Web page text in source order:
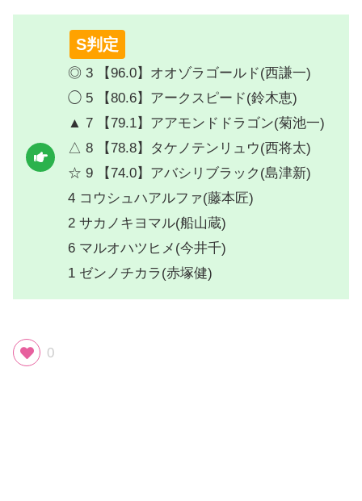
S判定
◎ 3 【96.0】オオゾラゴールド(西謙一)
◯ 5 【80.6】アークスピード(鈴木恵)
▲ 7 【79.1】アアモンドドラゴン(菊池一)
△ 8 【78.8】タケノテンリュウ(西将太)
☆ 9 【74.0】アバシリブラック(島津新)
4 コウシュハアルファ(藤本匠)
2 サカノキヨマル(船山蔵)
6 マルオハツヒメ(今井千)
1 ゼンノチカラ(赤塚健)
0